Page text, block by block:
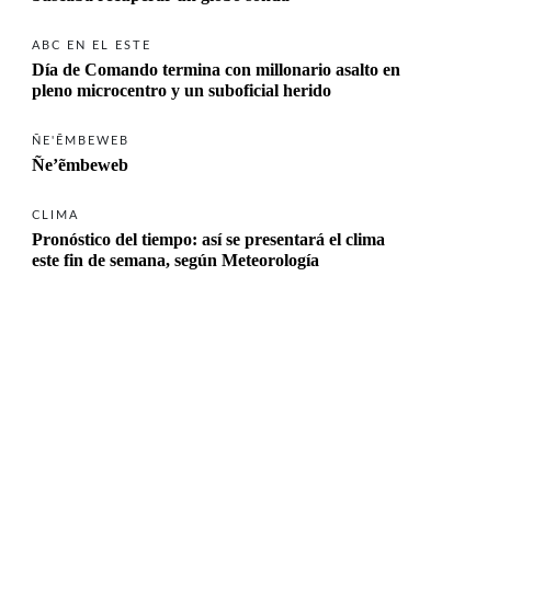
ABC EN EL ESTE
Día de Comando termina con millonario asalto en
pleno microcentro y un suboficial herido
ÑE'ẼMBEWEB
Ñe’ẽmbeweb
CLIMA
Pronóstico del tiempo: así se presentará el clima
este fin de semana, según Meteorología